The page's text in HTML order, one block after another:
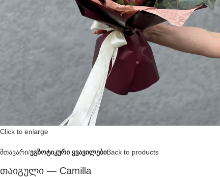
Click to enlarge
მთავარი ეგზოტიკური ყვავილებიBack to products
თაიგული — Camilla